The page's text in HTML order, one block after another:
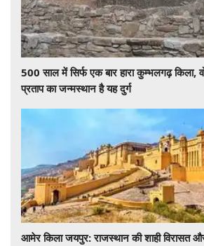
500 साल में सिर्फ एक बार हारा कुम्भलगढ़ किला,
प्रताप का जन्मस्थान है यह दुर्ग
आमेर किला जयपुर: राजस्थान की शाही विरासत